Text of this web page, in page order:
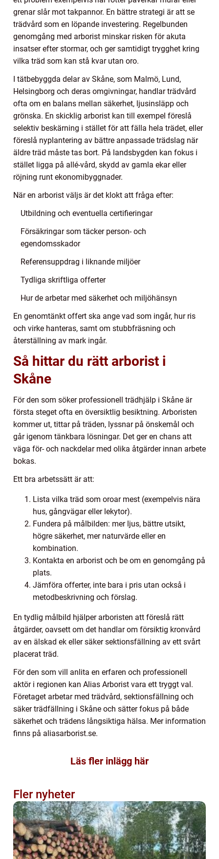
grenar slår mot takpannor. En bättre strategi är att se
trädvård som en löpande investering. Regelbunden
genomgång med arborist minskar risken för akuta
insatser efter stormar, och ger samtidigt trygghet kring
vilka träd som kan stå kvar utan oro.
I tätbebyggda delar av Skåne, som Malmö, Lund,
Helsingborg och deras omgivningar, handlar trädvård
ofta om en balans mellan säkerhet, ljusinsläpp och
grönska. En skicklig arborist kan till exempel föreslå
selektiv beskärning i stället för att fälla hela trädet, eller
föreslå nyplantering av bättre anpassade trädslag när
äldre träd måste tas bort. På landsbygden kan fokus i
stället ligga på allé-vård, skydd av gamla ekar eller
röjning runt ekonomibyggnader.
När en arborist väljs är det klokt att fråga efter:
Utbildning och eventuella certifieringar
Försäkringar som täcker person- och
egendomsskador
Referensuppdrag i liknande miljöer
Tydliga skriftliga offerter
Hur de arbetar med säkerhet och miljöhänsyn
En genomtänkt offert ska ange vad som ingår, hur ris
och virke hanteras, samt om stubbfräsning och
återställning av mark ingår.
Så hittar du rätt arborist i
Skåne
För den som söker professionell trädhjälp i Skåne är
första steget ofta en översiktlig besiktning. Arboristen
kommer ut, tittar på träden, lyssnar på önskemål och
går igenom tänkbara lösningar. Det ger en chans att
väga för- och nackdelar med olika åtgärder innan arbete
bokas.
Ett bra arbetssätt är att:
Lista vilka träd som oroar mest (exempelvis nära
hus, gångvägar eller lekytor).
Fundera på målbilden: mer ljus, bättre utsikt,
högre säkerhet, mer naturvärde eller en
kombination.
Kontakta en arborist och be om en genomgång på
plats.
Jämföra offerter, inte bara i pris utan också i
metodbeskrivning och förslag.
En tydlig målbild hjälper arboristen att föreslå rätt
åtgärder, oavsett om det handlar om försiktig kronvård
av en älskad ek eller säker sektionsfällning av ett svårt
placerat träd.
För den som vill anlita en erfaren och professionell
aktör i regionen kan Alias Arborist vara ett tryggt val.
Företaget arbetar med trädvård, sektionsfällning och
säker trädfällning i Skåne och sätter fokus på både
säkerhet och trädens långsiktiga hälsa. Mer information
finns på aliasarborist.se.
Läs fler inlägg här
Fler nyheter